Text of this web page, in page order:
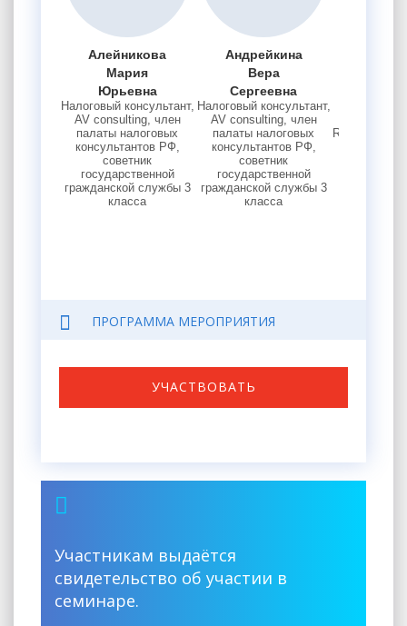
Алейникова
Мария
Юрьевна
Налоговый консультант,
AV consulting, член
палаты налоговых
консультантов РФ,
советник
государственной
гражданской службы 3
класса
Андрейкина
Вера
Сергеевна
Налоговый консультант,
AV consulting, член
палаты налоговых
консультантов РФ,
советник
государственной
гражданской службы 3
класса
Russia по
ПРОГРАММА МЕРОПРИЯТИЯ
УЧАСТВОВАТЬ
Участникам выдаётся
свидетельство об участии в
семинаре.